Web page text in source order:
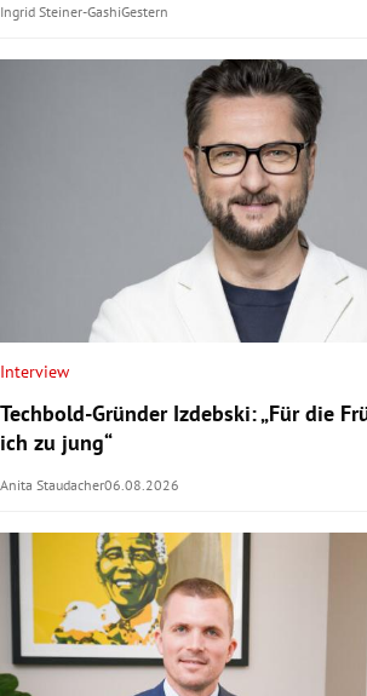
Ingrid Steiner-GashiGestern
Interview
Techbold-Gründer Izdebski: „Für die
ich zu jung“
Anita Staudacher06.08.2026